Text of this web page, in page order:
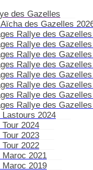
des Gazelles
des Gazelles
Rallye des
Rallye des
Rallye des
Rallye des
Rallye des
Rallye des
Rallye des
Rallye des
2024
2024
2023
2022
Maroc 2021
Maroc 2019